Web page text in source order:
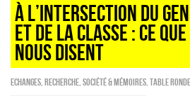
À L’INTERSECTION DU
ET DE LA CLASSE : CE
NOUS DISENT
ECHANGES Recherche Société & Mémoires Table ronde